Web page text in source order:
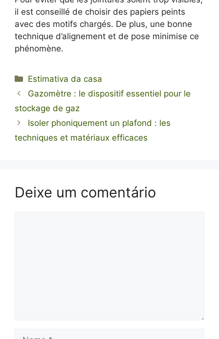
il est conseillé de choisir des papiers peints
avec des motifs chargés. De plus, une bonne
technique d’alignement et de pose minimise ce
phénomène.
Categorias
Estimativa da casa
Gazomètre : le dispositif essentiel pour le
stockage de gaz
Isoler phoniquement un plafond : les
techniques et matériaux efficaces
Deixe um comentário